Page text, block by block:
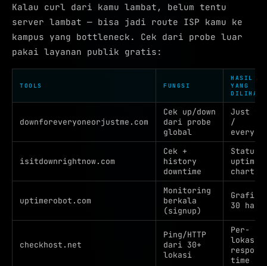
Kalau curl dari kamu lambat, belum tentu
server lambat — bisa jadi route ISP kamu ke
kampus yang bottleneck. Cek dari probe luar
pakai layanan publik gratis:
TOOLS FUNGSI
HASIL
YANG
DILIHAT
downforeveryoneorjustme.com
Cek up/down
dari probe
global
Just
/
isitdownrightnow.com
Cek +
history
downtime
Status
uptime
chart
uptimerobot.com
Monitoring
berkala
(signup)
Grafik
30 hari
checkhost.net
Ping/HTTP
dari 30+
lokasi
Per-
lokasi
time